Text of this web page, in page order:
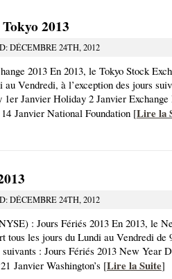
2013
DÉCEMBRE 24TH, 2012
2013 En 2013, le Tokyo Stock
Vendredi, à l’exception des jours
1er Janvier Holiday 2 Janvier
Janvier National Foundation [Lire la
DÉCEMBRE 24TH, 2012
: Jours Fériés 2013 En 2013, le
tous les jours du Lundi au Vendredi de
: Jours Fériés 2013 New Year
Janvier Washington’s [Lire la Suite]